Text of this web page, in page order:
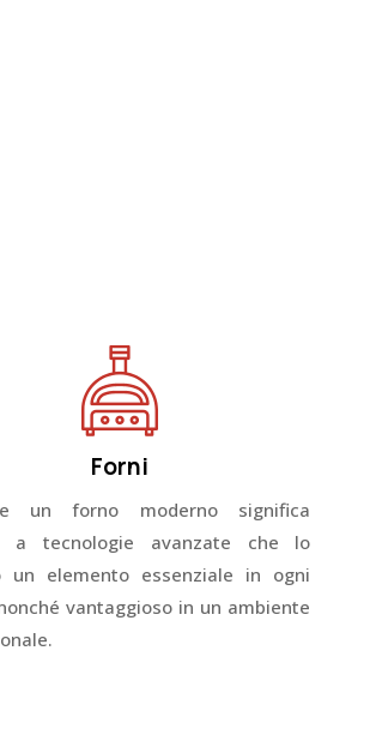
Forni
un forno moderno significa
a tecnologie avanzate che lo
un elemento essenziale in ogni
vantaggioso in un ambiente